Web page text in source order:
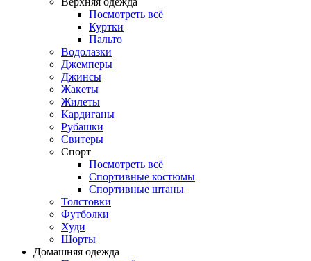
Посмотреть всё
Куртки
Пальто
Водолазки
Джемперы
Джинсы
Жакеты
Жилеты
Кардиганы
Рубашки
Свитеры
Спорт
Посмотреть всё
Спортивные костюмы
Спортивные штаны
Толстовки
Футболки
Худи
Шорты
Домашняя одежда